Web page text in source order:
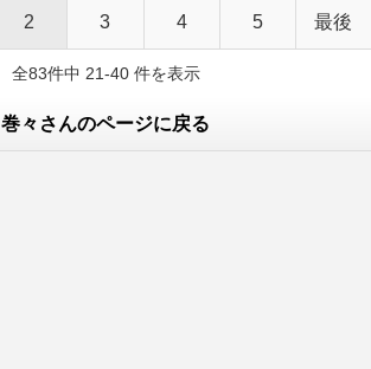
2 3 4 5 最後
全83件中 21-40 件を表示
巻々さんのページに戻る